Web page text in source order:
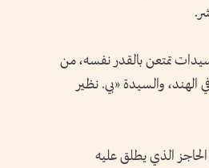
تمتعن بالقدر نفسه، من
الهند، والسيدة «بي. نظير
الذي يطلق عليه